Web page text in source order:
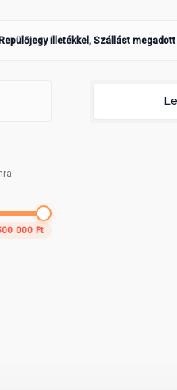
illetékkel, Szállást
000 Ft